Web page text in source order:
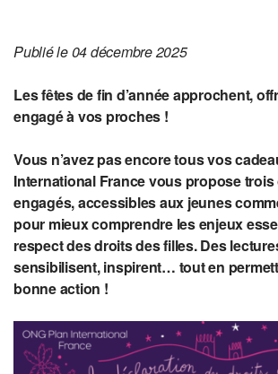
Publié le 04 décembre 2025
Les fêtes de fin d’année approchent,
engagé à vos proches !
Vous n’avez pas encore tous vos
International France vous propose
engagés, accessibles aux jeunes
pour mieux comprendre les enjeux
respect des droits des filles. Des
sensibilisent, inspirent… tout en
bonne action !